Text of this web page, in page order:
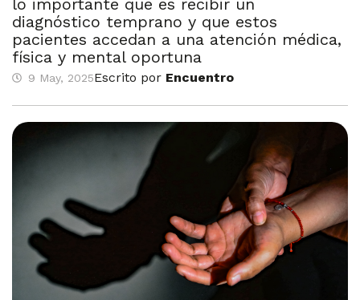
lo importante que es recibir un
diagnóstico temprano y que estos
pacientes accedan a una atención médica,
física y mental oportuna
9 May, 2025Escrito por Encuentro